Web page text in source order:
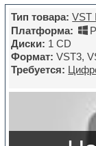
Тип товара: VST
Платформа:
Диски: 1 CD
Формат: VST3,
Требуется: